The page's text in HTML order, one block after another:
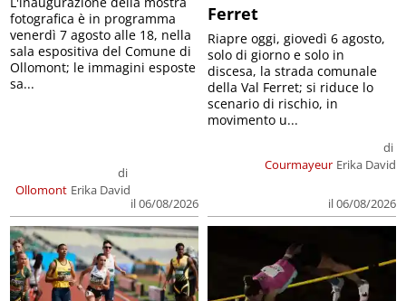
Ollomont
di
Erika David
il 06/08/2026
fotografica è in programma
venerdì 7 agosto alle 18, nella
sala espositiva del Comune di
Ollomont; le immagini esposte
sa...
Ferret
Courmayeur
di
Erika David
il 06/08/2026
Riapre oggi, giovedì 6 agosto,
solo di giorno e solo in
discesa, la strada comunale
della Val Ferret; si riduce lo
scenario di rischio, in
movimento u...